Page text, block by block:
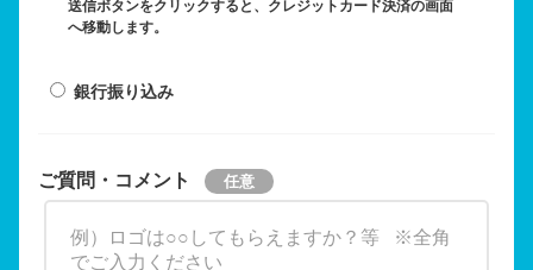
送信ボタンをクリックすると、クレジットカード決済の画面
へ移動します。
銀行振り込み
ご質問・コメント